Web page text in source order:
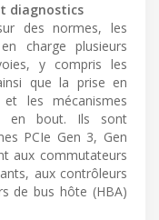
diagnostics
des normes, les
charge plusieurs
y compris les
que la prise en
les mécanismes
en bout. Ils sont
PCIe Gen 3, Gen
aux commutateurs
aux contrôleurs
de bus hôte (HBA)